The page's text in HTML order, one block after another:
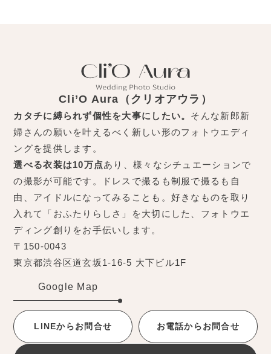
Cli’O Aura（クリオアウラ）
カタチに縛られず個性を大事にしたい。 そんな新郎新
婦さんの願いを叶えるべく新しい形のフォトウエディ
ングを提供します。
選べる衣装は10万点あり、様々なシチュエーションで
の撮影が可能です。ドレスで撮るも制服で撮るも自
由、アイドルになってみることも。好きなものを取り
入れて「おふたりらしさ」を大切にした、フォトウエ
ディング創りをお手伝いします。
〒150-0043
東京都渋谷区道玄坂1-16-5 大下ビル1F
Google Map
LINEからお問合せ お電話からお問合せ